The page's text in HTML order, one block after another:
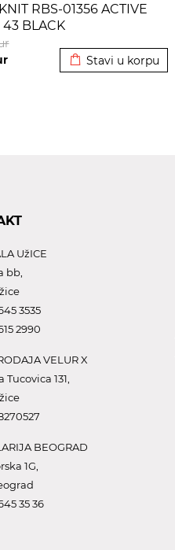
RBS-01356 ACTIVE
BLACK
Stavi u korpu
UžICE
bb,
3535
2990
VELUR X
131,
BEOGRAD
1G,
35 36